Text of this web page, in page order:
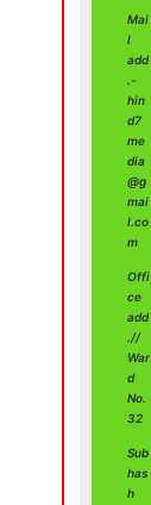
Mai
l
add
.-
hin
d7
me
dia
@g
mai
l.co
m
Offi
ce
add
.//
War
d
No.
32
Sub
has
h